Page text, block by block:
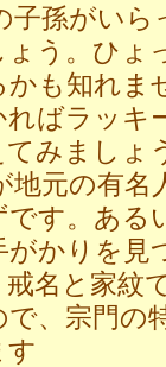
孫がいら
う。ひょ
も知れま
ばラッキ
てみましょ
元の有名
です。ある
がかりを見
戒名と家紋
、宗門の
す